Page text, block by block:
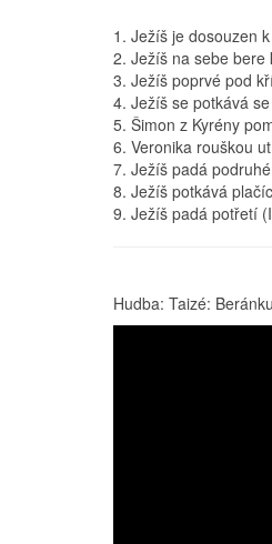
1. Ježíš je dosouzen
2. Ježíš na sebe
3. Ježíš poprvé pod
4. Ježíš se potkává
5. Šimon z Kyrény
6. Veronika rouškou
7. Ježíš padá
8. Ježíš potkává
9. Ježíš padá potřetí
Hudba: Taizé: